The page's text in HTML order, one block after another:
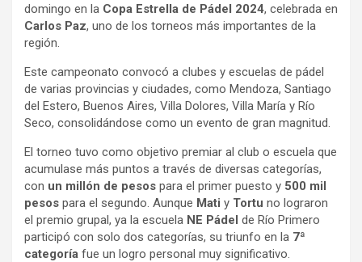
domingo en la Copa Estrella de Pádel 2024, celebrada en
Carlos Paz, uno de los torneos más importantes de la
región.
Este campeonato convocó a clubes y escuelas de pádel
de varias provincias y ciudades, como Mendoza, Santiago
del Estero, Buenos Aires, Villa Dolores, Villa María y Río
Seco, consolidándose como un evento de gran magnitud.
El torneo tuvo como objetivo premiar al club o escuela que
acumulase más puntos a través de diversas categorías,
con un millón de pesos para el primer puesto y 500 mil
pesos para el segundo. Aunque Mati y Tortu no lograron
el premio grupal, ya la escuela NE Pádel de Río Primero
participó con solo dos categorías, su triunfo en la 7ª
categoría fue un logro personal muy significativo.